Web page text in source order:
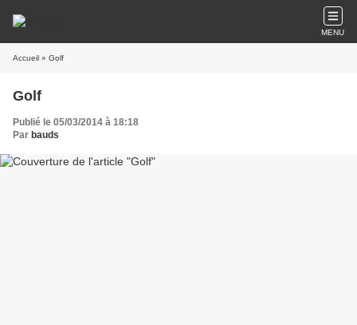
MENU
Accueil » Golf
Golf
Publié le 05/03/2014 à 18:18
Par bauds